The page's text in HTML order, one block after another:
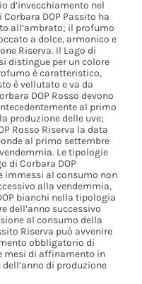
d’invecchiamento nel
DOP Passito ha
all’ambrato; il profumo
a dolce, armonico e
Riserva. Il Lago di
distingue per un colore
è caratteristico,
è vellutato e va da
DOP Rosso devono
al primo
produzione delle uve;
Rosso Riserva la data
al primo settembre
Le tipologie
di Corbara DOP
immessi al consumo non
alla vendemmia,
bianchi nella tipologia
dell’anno successivo
al consumo della
Riserva può avvenire
obbligatorio di
mesi di affinamento in
di produzione